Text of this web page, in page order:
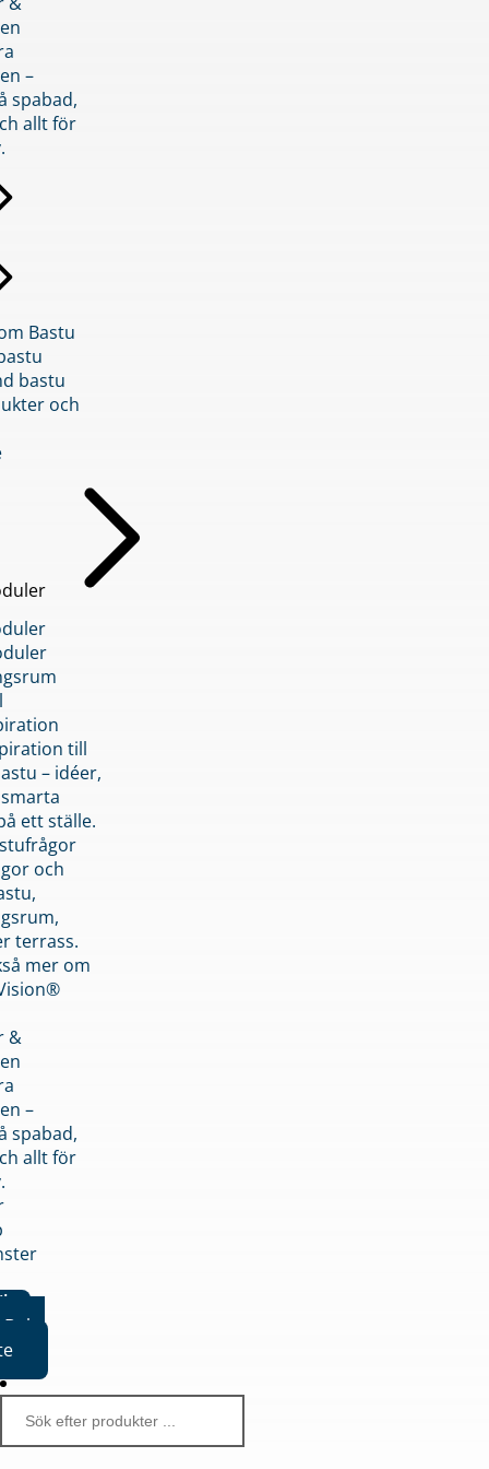
–
spabad,
allt för
Bastu
bastu
och
till
– idéer,
ett ställe.
och
terrass.
mer om
&
–
spabad,
allt för
Boka